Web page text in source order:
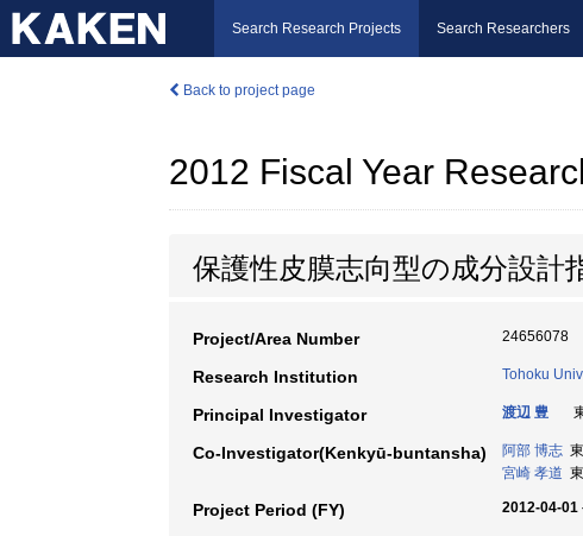
Search Research Projects Search Researchers
Back to project page
2012 Fiscal Year
保護性皮膜志向型の成分設計
Project/Area Number 24656078
Research Institution Tohoku
Principal Investigator 渡辺 豊
Co-Investigator(Kenkyū-buntansha) 阿部 博志
宮崎 孝道
Project Period (FY) 2012-04-01